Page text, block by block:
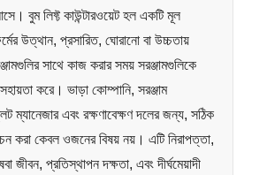
বুম লিফ্ট কাউন্টারওয়েট হল একটি মূল
উত্থান, প্রসারিত, ঘোরানো বা উচ্চতায়
সাথে কাজ করার সময় সরঞ্জামগুলিকে
করে। ভাড়া কোম্পানি, সরঞ্জাম
ম্যানেজার এবং রক্ষণাবেক্ষণ দলের জন্য, সঠিক
করা কেবল ওজনের বিষয় নয়। এটি নিরাপত্তা,
জীবন, প্রতিস্থাপন দক্ষতা, এবং দীর্ঘমেয়াদী